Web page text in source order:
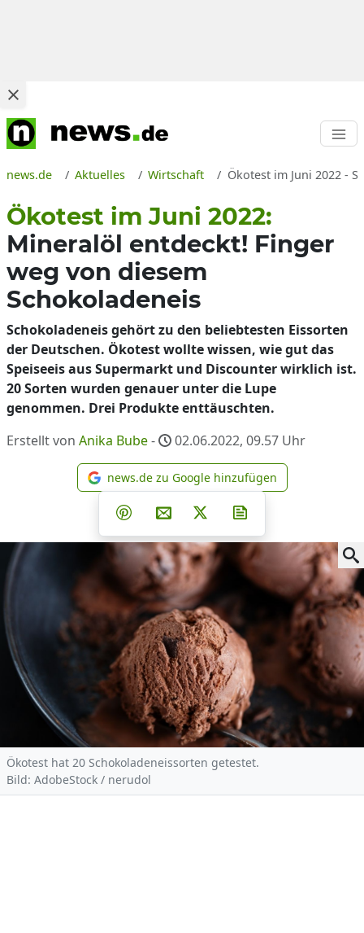
news.de Aktuelles Wirtschaft Ökotest im Juni 2022 -
Ökotest im Juni 2022:
Mineralöl entdeckt! Finger
weg von diesem
Schokoladeneis
Schokoladeneis gehört zu den beliebtesten Eissorten
der Deutschen. Ökotest wollte wissen, wie gut das
Speiseeis aus Supermarkt und Discounter wirklich ist.
20 Sorten wurden genauer unter die Lupe
genommen. Drei Produkte enttäuschten.
Erstellt von Anika Bube- 02.06.2022, 09.57 Uhr
news.de zu Google
news.de zu Google hinzufügen
Teilen auf Facebook
Teilen auf Whatsapp
Teilen auf Telegram
Teilen auf Pinterest
Per E-Mail teilen
Post auf X
Ökotest hat 20 Schokoladeneissorten getestet.
Bild: AdobeStock / nerudol